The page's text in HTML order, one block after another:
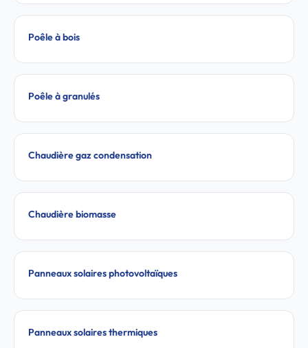
Poêle à bois
Poêle à granulés
Chaudière gaz condensation
Chaudière biomasse
Panneaux solaires photovoltaïques
Panneaux solaires thermiques